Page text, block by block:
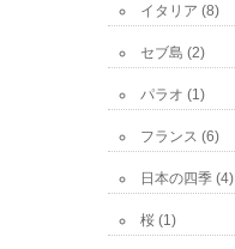
イタリア (8)
セブ島 (2)
パラオ (1)
フランス (6)
日本の四季 (4)
桜 (1)